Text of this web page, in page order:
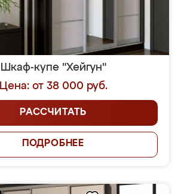
Шкаф-купе "Хейгун"
Цена: от 38 000 руб.
РАССЧИТАТЬ
ПОДРОБНЕЕ